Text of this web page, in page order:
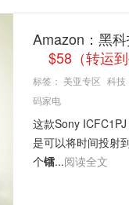
Amazon：黑
$58（转运
标签： 美亚专区 科技
码家电
这款Sony
是可以将时间投射
个镭...阅读全文